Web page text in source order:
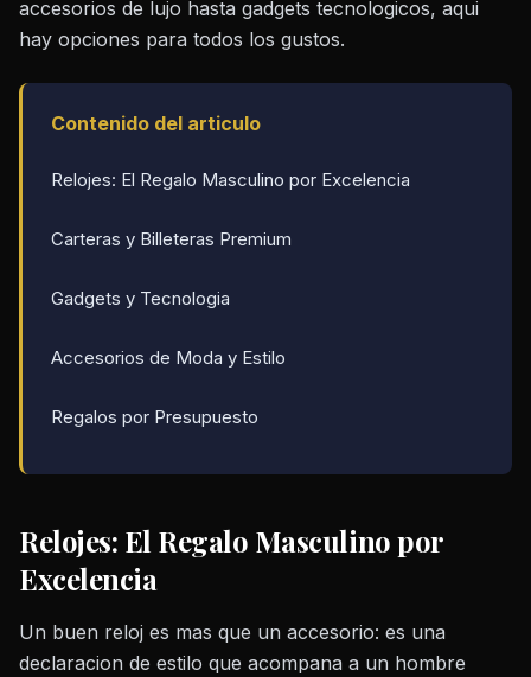
accesorios de lujo hasta gadgets tecnologicos, aqui
hay opciones para todos los gustos.
Contenido del articulo
Relojes: El Regalo Masculino por Excelencia
Carteras y Billeteras Premium
Gadgets y Tecnologia
Accesorios de Moda y Estilo
Regalos por Presupuesto
Relojes: El Regalo Masculino por
Excelencia
Un buen reloj es mas que un accesorio: es una
declaracion de estilo que acompana a un hombre